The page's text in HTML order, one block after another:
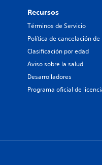
Recursos
Términos de Servicio
Política de cancelación de
Clasificación por edad
Aviso sobre la salud
Desarrolladores
Programa oficial de